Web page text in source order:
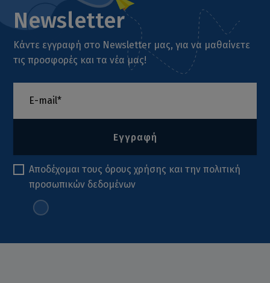
Newsletter
Κάντε εγγραφή στο Newsletter μας, για να μαθαίνετε
τις προσφορές και τα νέα μας!
Εγγραφή
Αποδέχομαι τους όρους χρήσης και τηνπολιτική
προσωπικών δεδομένων